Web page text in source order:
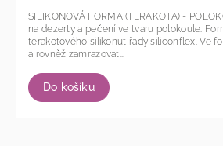
Do košíku
SILIKONOVÁ FORMA (TERAKOTA) -
na dezerty a pečení ve tvaru polokoule. Forma je vyrobena z
terakotového silikonut řady siliconflex. Ve formě lze péct při 230°C
a rovněž zamrazovat...